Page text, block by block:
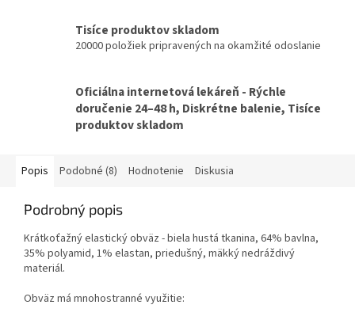
Tisíce produktov skladom
20000 položiek pripravených na okamžité odoslanie
Oficiálna internetová lekáreň - Rýchle
doručenie 24–48 h, Diskrétne balenie, Tisíce
produktov skladom
Popis Podobné (8) Hodnotenie Diskusia
Podrobný popis
Krátkoťažný elastický obväz - biela hustá tkanina, 64% bavlna,
35% polyamid, 1% elastan, priedušný, mäkký nedráždivý
materiál.
Obväz má mnohostranné využitie: